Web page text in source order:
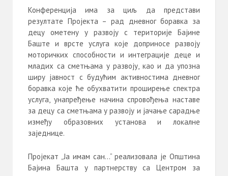
Конференција има за циљ да представи
резултате Пројекта – рад дневног боравка за
децу ометену у развоју с територије Бајине
Баште и врсте услуга које доприносе развоју
моторичких способности и интеграције деце и
младих са сметњама у развоју, као и да упозна
ширу јавност с будућим активностима дневног
боравка које ће обухватити проширење спектра
услуга, унапређење начина спровођења наставе
за децу са сметњама у развоју и јачање сарадње
између образовних установа и локалне
заједнице.
Пројекат „Ја имам сан…“ реализовала је Општина
Бајина Башта у партнерству са Центром за